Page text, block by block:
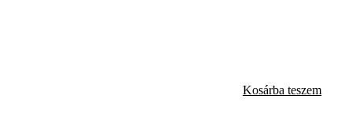
Kosárba teszem